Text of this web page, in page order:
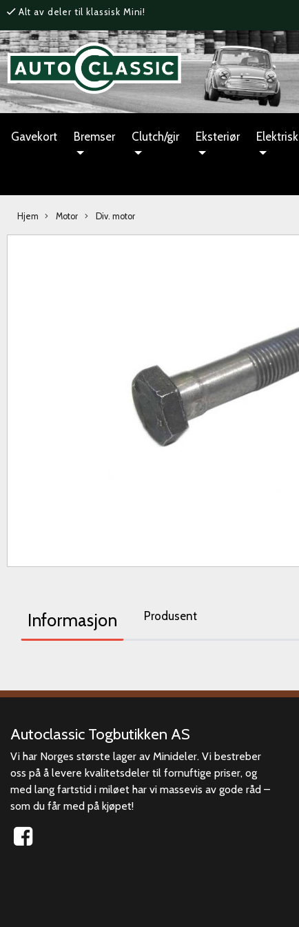
Alt av deler til klassisk Mini!
Gavekort Bremser Clutch/gir Eksteriør Elektrisk
Hjem Motor Div. motor
Informasjon Produsent
Autoclassic Togbutikken AS
Vi har Norges største lager av Minideler. Vi bestreber
oss på å levere kvalitetsdeler til fornuftige priser, og
med lang fartstid i miløet har vi massevis av gode råd –
som du får med på kjøpet!